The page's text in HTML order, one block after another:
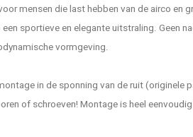
mensen die last hebben van de airco en
sportieve en elegante uitstraling. Geen
vormgeving.
in de sponning van de ruit (originele
of schroeven! Montage is heel